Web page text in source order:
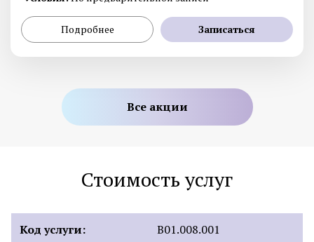
Подробнее Записаться
Все акции
Стоимость услуг
Код услуги: B01.008.001